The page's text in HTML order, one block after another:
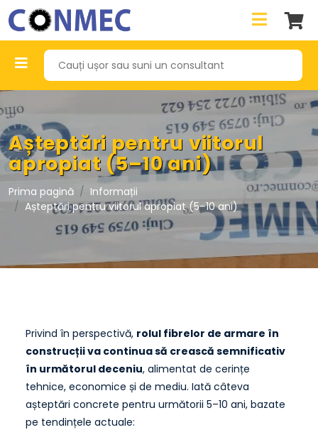
Așteptări pentru viitorul
apropiat (5–10 ani)
Prima pagină
Informații
Așteptări pentru viitorul apropiat (5–10 ani)
Privind în perspectivă, rolul fibrelor de armare în
construcții va continua să crească semnificativ
în următorul deceniu, alimentat de cerințe
tehnice, economice și de mediu. Iată câteva
așteptări concrete pentru următorii 5–10 ani, bazate
pe tendințele actuale: